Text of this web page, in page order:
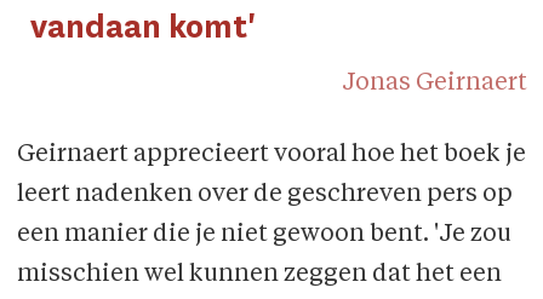
vandaan komt'
Jonas Geirnaert
Geirnaert apprecieert vooral hoe het boek je
leert nadenken over de geschreven pers op
een manier die je niet gewoon bent. 'Je zou
misschien wel kunnen zeggen dat het een